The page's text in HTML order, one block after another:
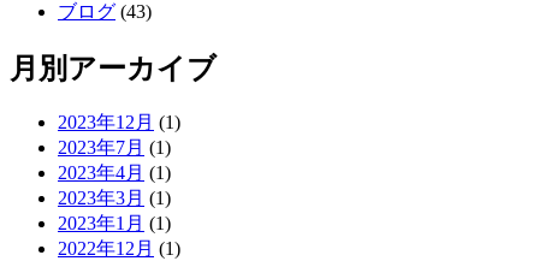
ブログ (43)
月別アーカイブ
2023年12月 (1)
2023年7月 (1)
2023年4月 (1)
2023年3月 (1)
2023年1月 (1)
2022年12月 (1)